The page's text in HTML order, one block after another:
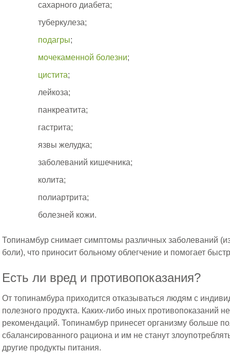
сахарного диабета;
туберкулеза;
подагры;
мочекаменной болезни;
цистита;
лейкоза;
панкреатита;
гастрита;
язвы желудка;
заболеваний кишечника;
колита;
полиартрита;
болезней кожи.
Топинамбур снимает симптомы различных заболеваний
боли), что приносит больному облегчение и помогает
Есть ли вред и противопоказания?
От топинамбура приходится отказываться людям с
полезного продукта. Каких-либо иных противопоказаний
рекомендаций. Топинамбур принесет организму больше
сбалансированного рациона и им не станут
другие продукты питания.